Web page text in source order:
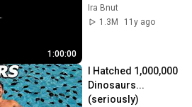
1:00:00
Ira Bnut
1.3M
11y ago
I Hatched 1,000,000
Dinosaurs...
(seriously)